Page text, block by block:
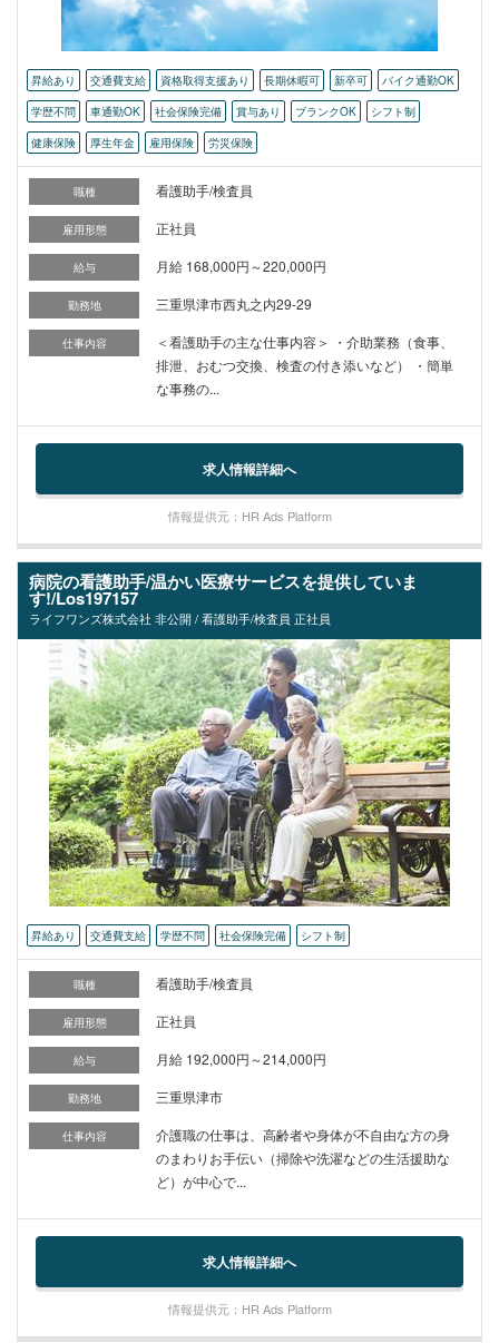
昇給あり 交通費支給 資格取得支援あり 長期休暇可 新卒可
バイク通勤OK
学歴不問
車通勤OK 社会保険完備 賞与あり ブランクOK
シフト制
健康保険
厚生年金 雇用保険 労災保険
職種 看護助手/検査員
雇用形態 正社員
給与 月給 168,000円～220,000円
勤務地 三重県津市西丸之内29-29
仕事内容
＜看護助手の主な仕事内容＞ ・介助業務（食事、
排泄、おむつ交換、検査の付き添いなど） ・簡単
な事務の...
求人情報詳細へ
情報提供元：HR Ads Platform
病院の看護助手/温かい医療サービスを提供していま
す!/Los197157
ライフワンズ株式会社 非公開 / 看護助手/検査員 正社員
昇給あり 交通費支給 学歴不問 社会保険完備 シフト制
職種 看護助手/検査員
雇用形態 正社員
給与 月給 192,000円～214,000円
勤務地 三重県津市
仕事内容
介護職の仕事は、高齢者や身体が不自由な方の身
のまわりお手伝い（掃除や洗濯などの生活援助な
ど）が中心で...
求人情報詳細へ
情報提供元：HR Ads Platform